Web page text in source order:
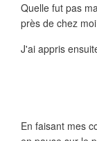
Quelle fut pas
près de chez
J'ai appris
En faisant mes